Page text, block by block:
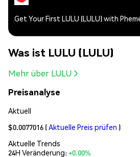
Get Your First LULU (LULU) with
Was ist LULU (LULU)
Mehr über LULU
Preisanalyse
Aktuell
$0.0077016 (Aktuelle Preis prüfen )
Aktuelle Trends
24H Veränderung:+0.00%